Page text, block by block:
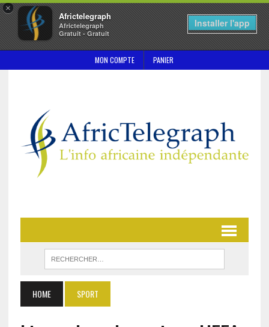
×
Africtelegraph
Africtelegraph
Gratuit - Gratuit
Installer l'app
MON COMPTE PANIER
HOME SPORT